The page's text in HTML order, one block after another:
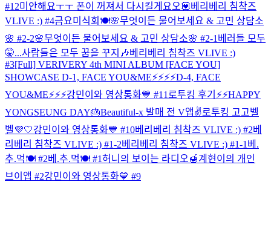
#12미안해요ㅜㅜ 폰이 꺼져서 다시킬게요오💟베리베리 침착즈
VLIVE :) #4금요미식회🍽🌸무엇이든 물어보세요 & 고민 상담소
🌸 #2-2🌸무엇이든 물어보세요 & 고민 상담소🌸 #2-1 베러들 모두
🤫...사람들은 모두 꿈을 꾸지🎶베리베리 침착즈 VLIVE :)
#3[Full] VERIVERY 4th MINI ALBUM [FACE YOU]
SHOWCASE D-1, FACE YOU&ME⚡️⚡️⚡️⚡️D-4, FACE
YOU&ME⚡️⚡️⚡️강민이와 영상통화💙 #11 로투킹 후기⚡️⚡️HAPPY
YONGSEUNG DAY🎂Beautiful-x 발매 전 V앱✌️로투킹 고고벨
벨💜🤍강민이와 영상통화💙 #10베리베리 침착즈 VLIVE :) #2베
리베리 침착즈 VLIVE :) #1-2베리베리 침착즈 VLIVE :) #1-1 베.
추.먹🍽 #2베.추.먹🍽 #1허니의 보이는 라디오🍯계현이의 개인
브이앱 #2강민이와 영상통화💙 #9